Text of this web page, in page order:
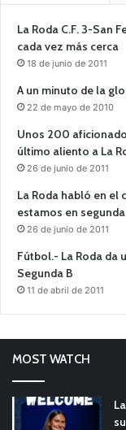
La Roda C.F. 3-San
cada vez más cerca
18 de junio de 2011
A un minuto de la
22 de mayo de 2010
Unos 200
último aliento a La
26 de junio de 2011
La Roda habló en el
estamos en segunda
26 de junio de 2011
Fútbol.- La Roda da
Segunda B
11 de abril de 2011
MOST WATCH